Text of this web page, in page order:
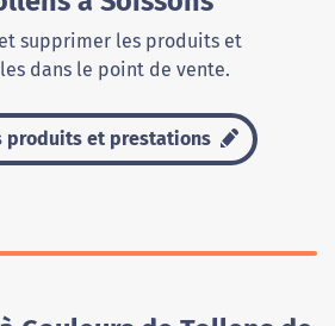
supprimer les produits et
dans le point de vente.
produits et prestations